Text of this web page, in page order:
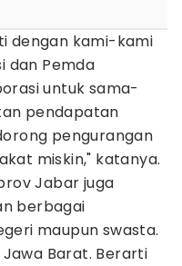
dengan kami-kami
dan Pemda
untuk sama-
pendapatan
pengurangan
miskin," katanya.
Jabar juga
berbagai
maupun swasta.
Barat. Berarti